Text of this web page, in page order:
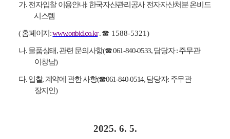
가. 전자입찰 이용안내: 한국자산관리공사 전자자산처분 온비드
시스템
(홈페이지 :www.onbid.co.kr .☎ 1588-5321)
나. 물품상태,관련 문의사항(☎061-840-0533,담당자:주무관
이창남)
다.입찰, 계약에 관한 사항(☎061-840-0514,담당자: 주무관
장지인 )
2025. 6. 5.